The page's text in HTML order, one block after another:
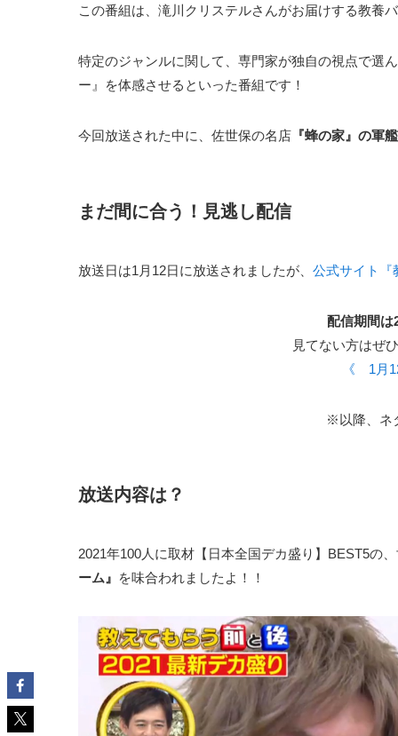
この番組は、滝川クリステルさんがお届けする教養
特定のジャンルに関して、専門家が独自の視点で選
ー』を体感させるといった番組です！
今回放送された中に、佐世保の名店 『蜂の家』の軍
まだ間に合う！見逃し配信
放送日は1月12日に放送されましたが、 公式サイト『
配信期間は
見てない方はぜ
《 1月
※以降、ネ
放送内容は？
2021年100人に取材【日本全国デカ盛り】BEST5の
ーム』 を味合われましたよ！！